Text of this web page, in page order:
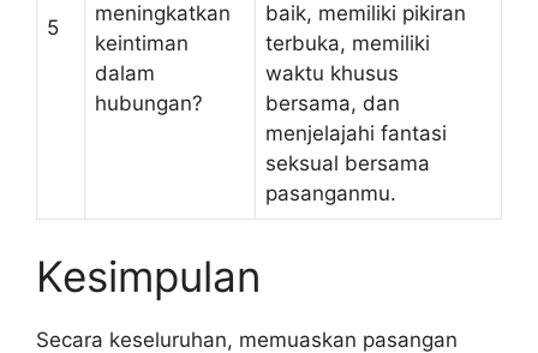
5
meningkatkan
keintiman
dalam
hubungan?
baik, memiliki pikiran
terbuka, memiliki
waktu khusus
bersama, dan
menjelajahi fantasi
seksual bersama
pasanganmu.
Kesimpulan
Secara keseluruhan, memuaskan pasangan